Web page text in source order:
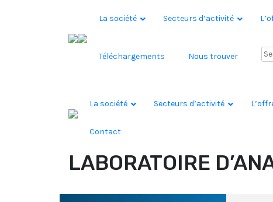
La société Secteurs d’activité
Téléchargements Nous trouver
La société Secteurs d’activité
Contact
LABORATOIRE